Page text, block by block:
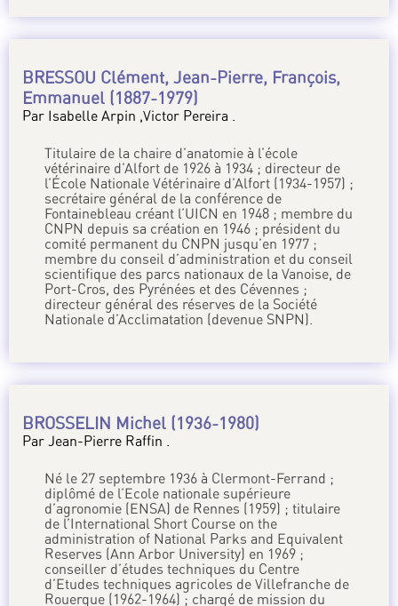
BRESSOU Clément, Jean-Pierre, François,
Emmanuel (1887-1979)
Par Isabelle Arpin ,Victor Pereira .
Titulaire de la chaire d’anatomie à l’école
vétérinaire d’Alfort de 1926 à 1934 ; directeur de
l’École Nationale Vétérinaire d’Alfort (1934-1957) ;
secrétaire général de la conférence de
Fontainebleau créant l’UICN en 1948 ; membre du
CNPN depuis sa création en 1946 ; président du
comité permanent du CNPN jusqu’en 1977 ;
membre du conseil d’administration et du conseil
scientifique des parcs nationaux de la Vanoise, de
Port-Cros, des Pyrénées et des Cévennes ;
directeur général des réserves de la Société
Nationale d’Acclimatation (devenue SNPN).
BROSSELIN Michel (1936-1980)
Par Jean-Pierre Raffin .
Né le 27 septembre 1936 à Clermont-Ferrand ;
diplômé de l’Ecole nationale supérieure
d’agronomie (ENSA) de Rennes (1959) ; titulaire
de l’International Short Course on the
administration of National Parks and Equivalent
Reserves (Ann Arbor University) en 1969 ;
conseiller d’études techniques du Centre
d’Etudes techniques agricoles de Villefranche de
Rouergue (1962-1964) ; chargé de mission du